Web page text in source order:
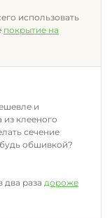
использовать
покрытие на
и
клееного
сечение
обшивкой?
два раза дороже